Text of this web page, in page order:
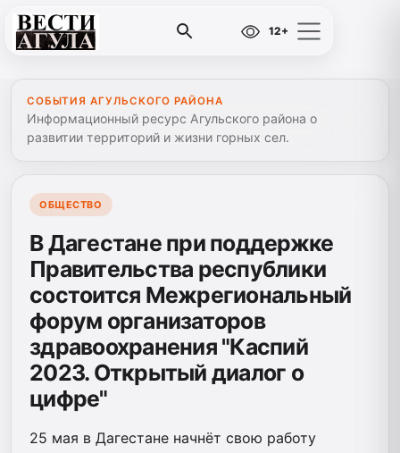
12+
СОБЫТИЯ АГУЛЬСКОГО РАЙОНА
Информационный ресурс Агульского района о
развитии территорий и жизни горных сел.
ОБЩЕСТВО
В Дагестане при поддержке
Правительства республики
состоится Межрегиональный
форум организаторов
здравоохранения "Каспий
2023. Открытый диалог о
цифре"
25 мая в Дагестане начнёт свою работу